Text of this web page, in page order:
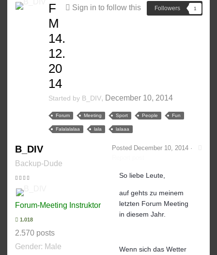
Sign in to follow this Followers 1
F
M
14.
12.
20
14
Started by B_DIV, December 10, 2014
Forum Meeting Sport People Fun
Falalalalaa lala lalaaa
B_DIV
Backup-Dude
Forum-Meeting Instruktor
1.018
2.570 posts
Gender: Male
Posted December 10, 2014 ·
So liebe Leute,
auf gehts zu meinem
letzten Forum Meeting
in diesem Jahr.
Wenn sich das Wetter